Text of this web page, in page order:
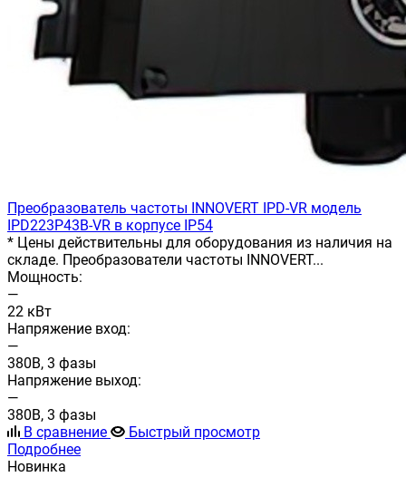
Преобразователь частоты INNOVERT IРD-VR модель
IPD223P43B-VR в корпусе IP54
* Цены действительны для оборудования из наличия на
складе. Преобразователи частоты INNOVERT...
Мощность:
—
22 кВт
Напряжение вход:
—
380В, 3 фазы
Напряжение выход:
—
380В, 3 фазы
В сравнение
Быстрый просмотр
Подробнее
Новинка